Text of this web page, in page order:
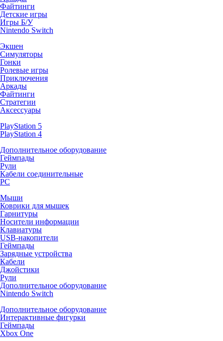
Файтинги
Детские игры
Игры Б/У
Nintendo Switch
Экшен
Симуляторы
Гонки
Ролевые игры
Приключения
Аркады
Файтинги
Стратегии
Аксессуары
PlayStation 5
PlayStation 4
Дополнительное оборудование
Геймпады
Рули
Кабели соединительные
PC
Мыши
Коврики для мышек
Гарнитуры
Носители информации
Клавиатуры
USB-накопители
Геймпады
Зарядные устройства
Кабели
Джойстики
Рули
Дополнительное оборудование
Nintendo Switch
Дополнительное оборудование
Интерактивные фигурки
Геймпады
Xbox One